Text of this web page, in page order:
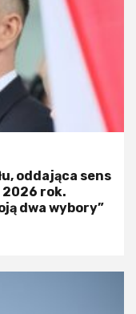
oddająca sens
2026 rok.
dwa wybory”